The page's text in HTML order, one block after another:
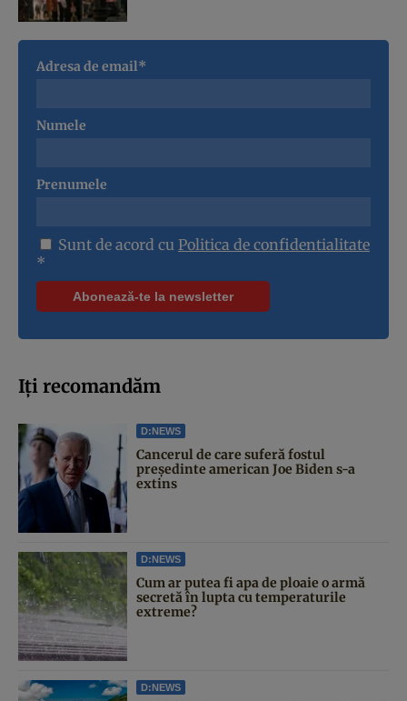
Adresa de email*
Numele
Prenumele
Sunt de acord cu Politica de confidentialitate
*
Iți recomandăm
D:NEWS
Cancerul de care suferă fostul
președinte american Joe Biden s-a
extins
D:NEWS
Cum ar putea fi apa de ploaie o armă
secretă în lupta cu temperaturile
extreme?
D:NEWS